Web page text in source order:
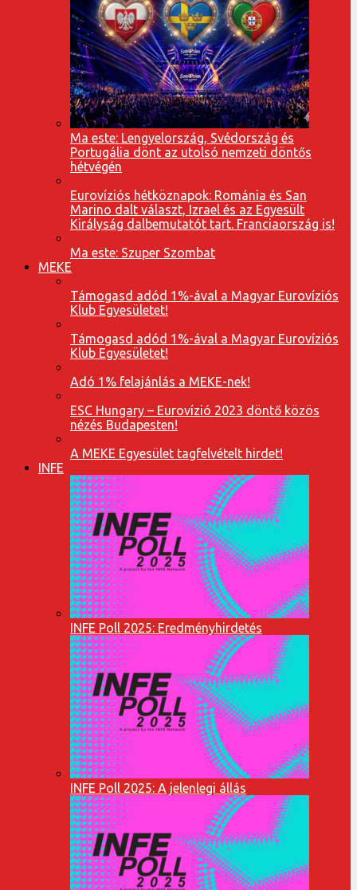
Ma este: Lengyelország, Svédország és
Portugália dönt az utolsó nemzeti döntős
hétvégén
Eurovíziós hétköznapok: Románia és San
Marino dalt választ, Izrael és az Egyesült
Királyság dalbemutatót tart. Franciaország is!
Ma este: Szuper Szombat
MEKE
Támogasd adód 1%-ával a Magyar Eurovíziós
Klub Egyesületet!
Támogasd adód 1%-ával a Magyar Eurovíziós
Klub Egyesületet!
Adó 1% felajánlás a MEKE-nek!
ESC Hungary – Eurovízió 2023 döntő közös
nézés Budapesten!
A MEKE Egyesület tagfelvételt hirdet!
INFE
INFE Poll 2025: Eredményhirdetés
INFE Poll 2025: A jelenlegi állás